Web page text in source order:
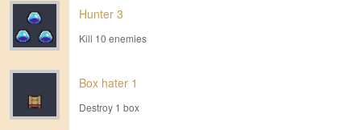
Hunter 3
Kill 10 enemies
Box hater 1
Destroy 1 box